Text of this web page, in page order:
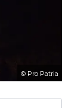
© Pro Patria